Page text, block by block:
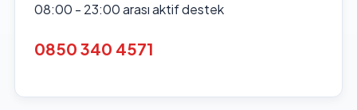
08:00 - 23:00 arası aktif destek
0850 340 4571